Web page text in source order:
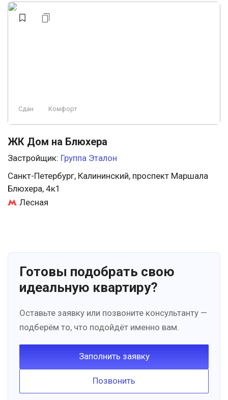
Сдан Комфорт
ЖК Дом на Блюхера
Застройщик: Группа Эталон
Санкт-Петербург, Калининский, проспект Маршала
Блюхера, 4к1
Лесная
Готовы подобрать свою
идеальную квартиру?
Оставьте заявку или позвоните консультанту —
подберём то, что подойдёт именно вам.
Заполнить заявку
Позвонить